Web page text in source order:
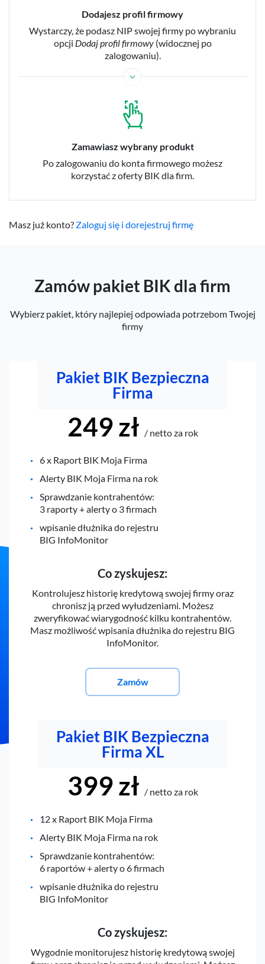
Dodajesz profil firmowy
Wystarczy, że podasz NIP swojej firmy po wybraniu
opcji Dodaj profil firmowy(widocznej po
zalogowaniu).
Zamawiasz wybrany produkt
Po zalogowaniu do konta firmowego możesz
korzystać z oferty BIK dla firm.
Masz już konto? Zaloguj się i dorejestruj firmę
Zamów pakiet BIK dla firm
Wybierz pakiet, który najlepiej odpowiada potrzebom Twojej
firmy
Pakiet BIK Bezpieczna
Firma
249 zł / netto za rok
6 x Raport BIK Moja Firma
Alerty BIK Moja Firma na rok
Sprawdzanie kontrahentów:
3 raporty + alerty o 3 firmach
wpisanie dłużnika do rejestru
BIG InfoMonitor
Co zyskujesz:
Kontrolujesz historię kredytową swojej firmy oraz
chronisz ją przed wyłudzeniami. Możesz
zweryfikować wiarygodność kilku kontrahentów.
Masz możliwość wpisania dłużnika do rejestru BIG
InfoMonitor.
Zamów
Pakiet BIK Bezpieczna
Firma XL
399 zł / netto za rok
12 x Raport BIK Moja Firma
Alerty BIK Moja Firma na rok
Sprawdzanie kontrahentów:
6 raportów + alerty o 6 firmach
wpisanie dłużnika do rejestru
BIG InfoMonitor
Co zyskujesz:
Wygodnie monitorujesz historię kredytową swojej